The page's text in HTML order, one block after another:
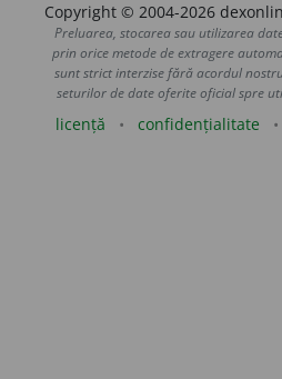
Copyright © 2004-2026
Preluarea, stocarea sau utilizarea
prin orice metode de extragere
sunt strict interzise fără acordul
seturilor de date oferite oficial spre
licență confidențialitate